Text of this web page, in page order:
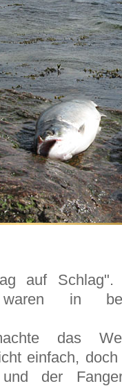
auf Schlag".
waren in
das
einfach, doch
der